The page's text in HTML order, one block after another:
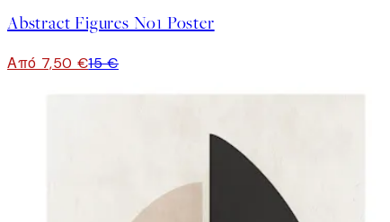
Abstract Figures No1 Poster
Από 7,50 €15 €